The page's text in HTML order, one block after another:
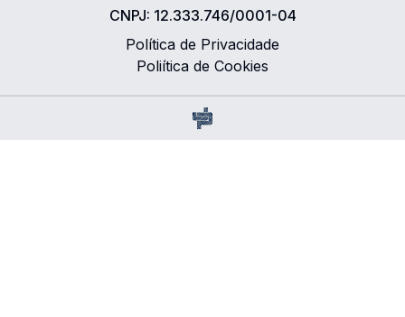
CNPJ: 12.333.746/0001-04
Política de Privacidade
Poliítica de Cookies